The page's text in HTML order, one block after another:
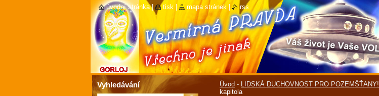
Úvod - LIDSKÁ DUCHOVNOST PRO POZEMŠŤANY!
kapitola
Vyhledávání
úvodní stránka | tisk mapa stránek rss